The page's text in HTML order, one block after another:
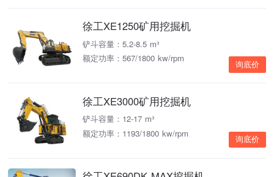
徐工XE1250矿用挖掘机
铲斗容量：5.2-8.5 m³
额定功率：567/1800 kw/rpm
询底价
徐工XE3000矿用挖掘机
铲斗容量：12-17 m³
额定功率：1193/1800 kw/rpm
询底价